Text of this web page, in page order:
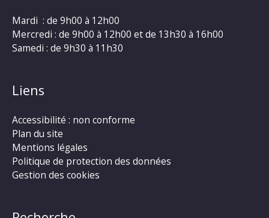
Mardi : de 9h00 à 12h00
Mercredi : de 9h00 à 12h00 et de 13h30 à 16h00
Samedi : de 9h30 à 11h30
Liens
Accessibilité : non conforme
Plan du site
Mentions légales
Politique de protection des données
Gestion des cookies